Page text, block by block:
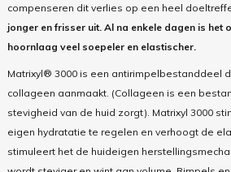
compenseren dit verlies op een heel
jonger en frisser uit. Al na enkele dagen is het
hoornlaag veel soepeler en elastischer.
Matrixyl® 3000 is een antirimpelbestanddeel
collageen aanmaakt. (Collageen is een
stevigheid van de huid zorgt). Matrixyl 3000
eigen hydratatie te regelen en verhoogt de
stimuleert het de huideigen